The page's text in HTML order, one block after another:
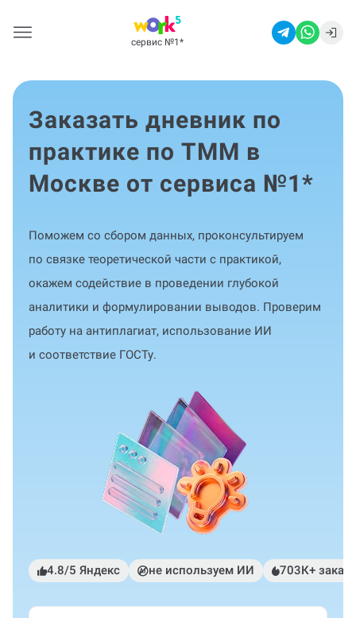
сервис №1 *
Заказать дневник по
практике по ТММ в
Москве от сервиса №1*
Поможем со сбором данных, проконсультируем
по связке теоретической части с практикой,
окажем содействие в проведении глубокой
аналитики и формулировании выводов. Проверим
работу на антиплагиат, использование ИИ
и соответствие ГОСТу.
4.8/5 Яндекс не используем ИИ 703К+